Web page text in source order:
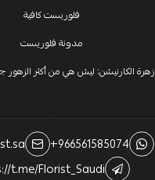
فلوريست كافية
مدونة فلوريست
زهرة الكارنيشن: ليش هي من أكثر الزهور
+966561585074
t.me/Florist_Saudi